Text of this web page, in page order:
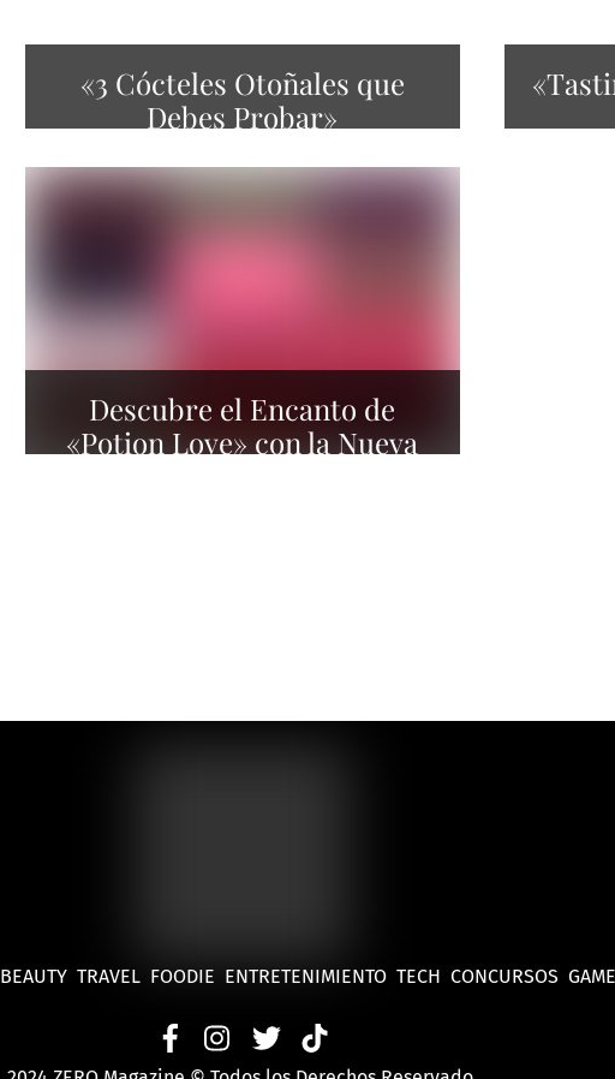
«3 Cócteles Otoñales que
Debes Probar»
Descubre el Encanto de
«Potion Love» con la Nueva
BEAUTY TRAVEL FOODIE ENTRETENIMIENTO TECH CONCURSOS